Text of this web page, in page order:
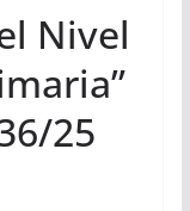
Nivel
25